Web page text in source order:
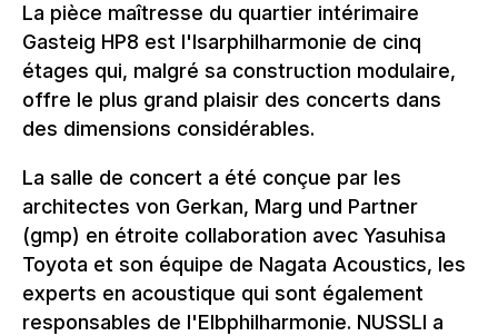
La pièce maîtresse du quartier intérimaire
Gasteig HP8 est l'Isarphilharmonie de cinq
étages qui, malgré sa construction modulaire,
offre le plus grand plaisir des concerts dans
des dimensions considérables.
La salle de concert a été conçue par les
architectes von Gerkan, Marg und Partner
(gmp) en étroite collaboration avec Yasuhisa
Toyota et son équipe de Nagata Acoustics, les
experts en acoustique qui sont également
responsables de l'Elbphilharmonie. NUSSLI a